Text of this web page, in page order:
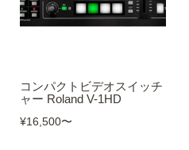
コンパクトビデオスイッチ
ャー Roland V-1HD
¥16,500〜